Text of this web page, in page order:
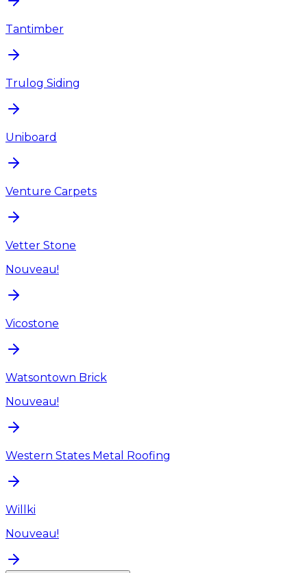
Tantimber
Trulog Siding
Uniboard
Venture Carpets
Vetter Stone
Nouveau!
Vicostone
Watsontown Brick
Nouveau!
Western States Metal Roofing
Willki
Nouveau!